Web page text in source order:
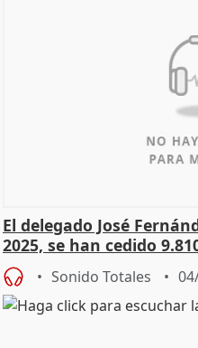
El delegado José
2025, se han cedido
Sonido Totales